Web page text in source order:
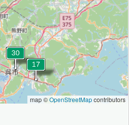
map ©OpenStreetMapcontributors